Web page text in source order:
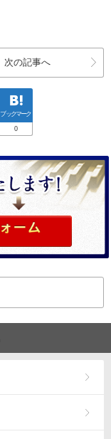
次の記事へ
ブックマーク
0